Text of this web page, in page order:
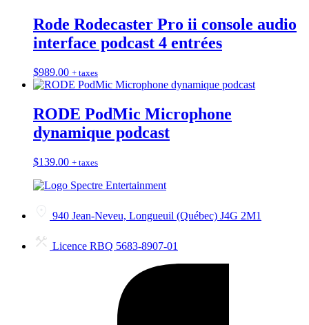
Rode Rodecaster Pro ii console audio
interface podcast 4 entrées
$989.00 + taxes
RODE PodMic Microphone
dynamique podcast
$139.00 + taxes
940 Jean-Neveu, Longueuil (Québec) J4G 2M1
Licence RBQ 5683-8907-01